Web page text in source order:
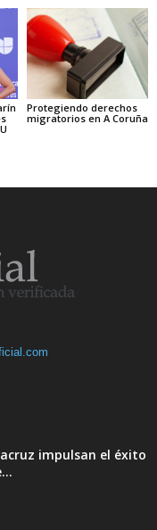
Protegiendo derechos
migratorios en A Coruña
impulsan el éxito